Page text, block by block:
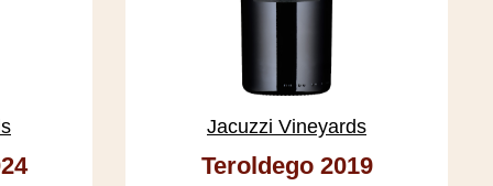
Jacuzzi Vineyards
Teroldego 2019